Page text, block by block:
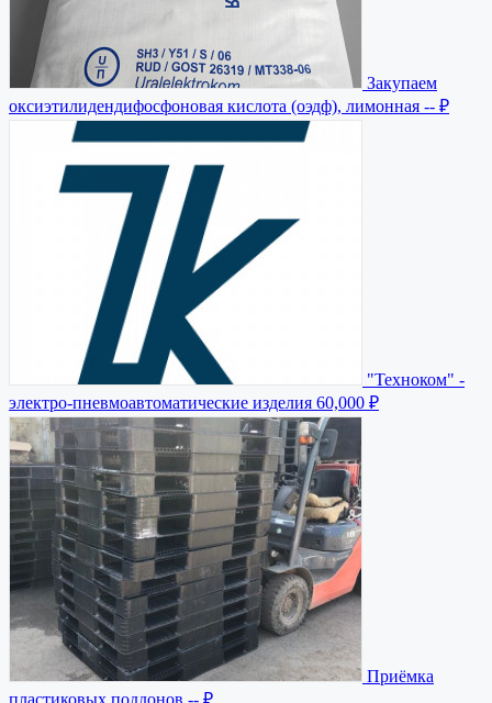
Закупаем
оксиэтилидендифосфоновая кислота (оэдф), лимонная -- ₽
"Техноком" -
электро-пневмоавтоматические изделия 60,000 ₽
Приёмка
пластиковых поддонов -- ₽